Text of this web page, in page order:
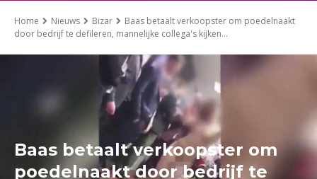
Home Nieuws Bizar
Baas betaalt verkoopster om poedelnaakt
door bedrijf te defileren, mannelijke collega's kijken...
Baas betaalt verkoopster om
poedelnaakt door bedrijf te